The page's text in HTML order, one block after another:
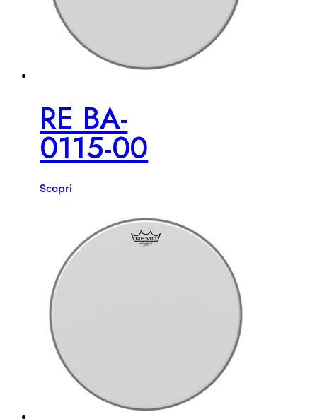
RE BA-
0115-00
Scopri